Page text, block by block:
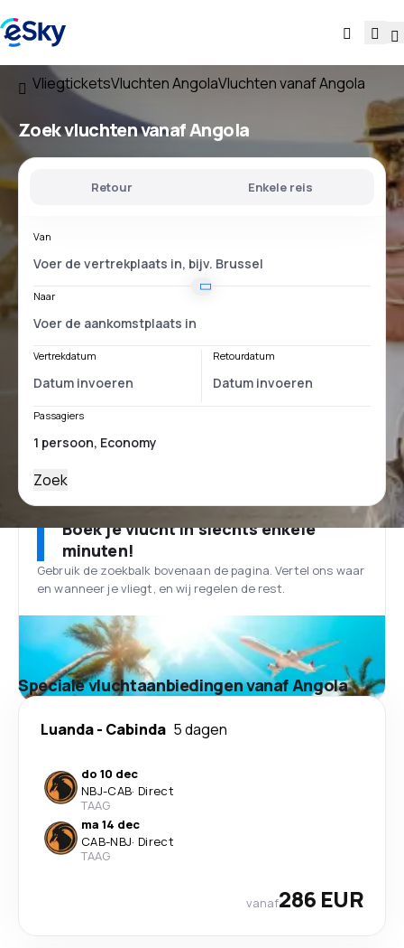
VliegticketsVluchten AngolaVluchten vanaf Angola
Zoek vluchtenvanaf Angola
Retour Enkele reis
Van
Naar
Vertrekdatum Retourdatum
Passagiers
Zoek
Boek je vlucht in slechts enkele
minuten!
Gebruik de zoekbalk bovenaan de pagina. Vertel ons waar
en wanneer je vliegt, en wij regelen de rest.
Speciale vluchtaanbiedingen vanaf Angola
Luanda- Cabinda 5 dagen
do 10 dec
NBJ-CAB· Direct
TAAG
ma 14 dec
CAB-NBJ· Direct
TAAG
vanaf286 EUR